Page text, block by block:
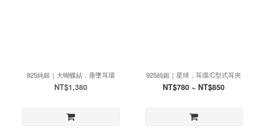
925純銀｜大蝴蝶結．垂墜耳環
NT$1,380
925純銀｜星球．耳環/C型式耳夾
NT$780 ~ NT$850